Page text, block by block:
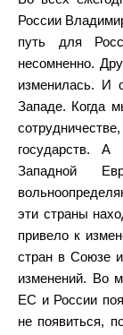
России
путь для
несомненно.
изменилась. И
Западе. Когда
государств.
Западной
эти страны
привело к
стран в Союзе
изменений. Во
ЕС и России
не появиться,